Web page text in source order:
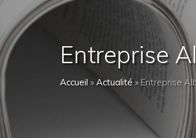
Entreprise
Accueil » Actualité » Entreprise